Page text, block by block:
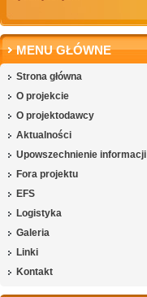
MENU GŁÓWNE
Strona główna
O projekcie
O projektodawcy
Aktualności
Upowszechnienie informacji
Fora projektu
EFS
Logistyka
Galeria
Linki
Kontakt